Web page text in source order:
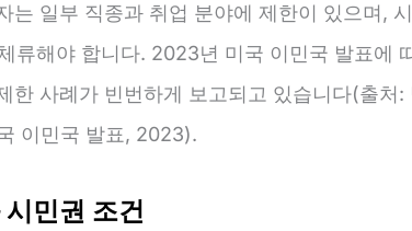
는 일부 직종과 취업 분야에 제한이 있으며,
류해야 합니다. 2023년 미국 이민국 발표에
한 사례가 빈번하게 보고되고 있습니다(출처:
이민국 발표, 2023).
민권 조건